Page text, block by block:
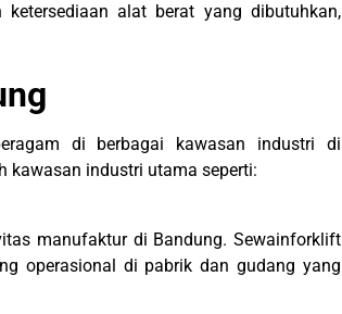
alat berat yang dibutuhkan,
di berbagai kawasan industri di
kawasan industri utama seperti:
manufaktur di Bandung. Sewainforklift
operasional di pabrik dan gudang yang